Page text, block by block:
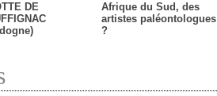
DE
Afrique du Sud, des
artistes paléontologues
?